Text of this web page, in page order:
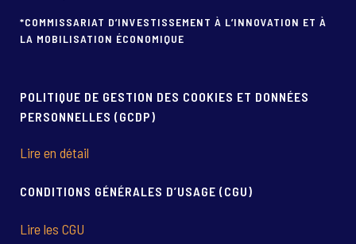
*COMMISSARIAT D’INVESTISSEMENT À L’INNOVATION ET À
LA MOBILISATION ÉCONOMIQUE
POLITIQUE DE GESTION DES COOKIES ET DONNÉES
PERSONNELLES (GCDP)
Lire en détail
CONDITIONS GÉNÉRALES D’USAGE (CGU)
Lire les CGU